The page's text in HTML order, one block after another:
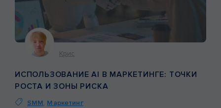
Крис
ИСПОЛЬЗОВАНИЕ AI В МАРКЕТИНГЕ: ТОЧКИ
РОСТА И ЗОНЫ РИСКА
SMM, Маркетинг